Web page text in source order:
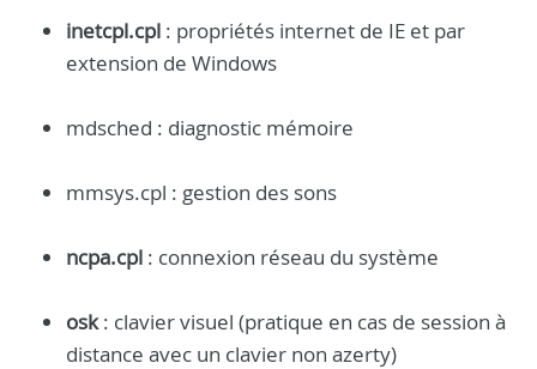
inetcpl.cpl : propriétés internet de IE et par
extension de Windows
mdsched : diagnostic mémoire
mmsys.cpl : gestion des sons
ncpa.cpl : connexion réseau du système
osk: clavier visuel (pratique en cas de session à
distance avec un clavier non azerty)